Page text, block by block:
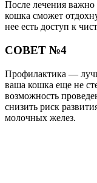
После лечения важно
кошка сможет
нее есть доступ к
СОВЕТ №4
Профилактика —
ваша кошка еще не
возможность
снизить риск
молочных желез.